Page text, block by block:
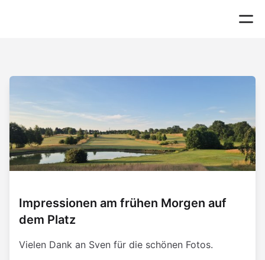
Impressionen am frühen Morgen auf
dem Platz
Vielen Dank an Sven für die schönen Fotos.